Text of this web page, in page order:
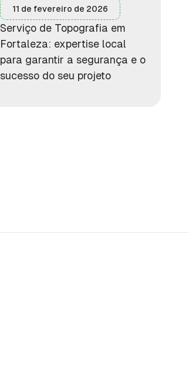
11 de fevereiro de 2026
Serviço de Topografia em
Fortaleza: expertise local
para garantir a segurança e o
sucesso do seu projeto